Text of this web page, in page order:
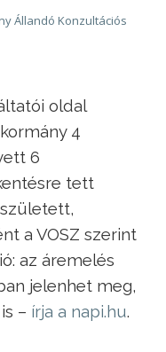
Állandó Konzultációs
oldal
4
6
tett
a VOSZ szerint
az áremelés
jelenhet meg,
– írja a napi.hu.